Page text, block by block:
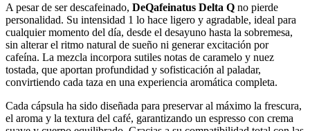
A pesar de ser descafeinado, DeQafeinatus Delta Q no pierde
personalidad. Su intensidad 1 lo hace ligero y agradable, ideal para
cualquier momento del día, desde el desayuno hasta la sobremesa,
sin alterar el ritmo natural de sueño ni generar excitación por
cafeína. La mezcla incorpora sutiles notas de caramelo y nuez
tostada, que aportan profundidad y sofisticación al paladar,
convirtiendo cada taza en una experiencia aromática completa.
Cada cápsula ha sido diseñada para preservar al máximo la frescura,
el aroma y la textura del café, garantizando un espresso con crema